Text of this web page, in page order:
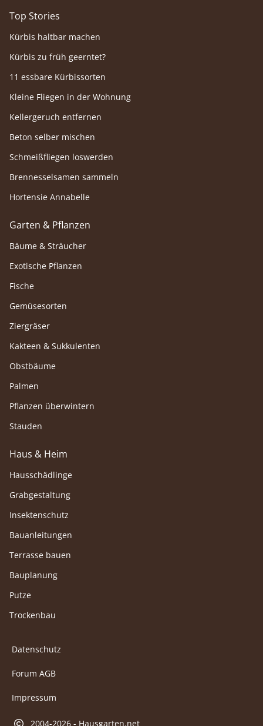
Top Stories
Kürbis haltbar machen
Kürbis zu früh geerntet?
11 essbare Kürbissorten
Kleine Fliegen in der Wohnung
Kellergeruch entfernen
Beton selber mischen
Schmeißfliegen loswerden
Brennesselsamen sammeln
Hortensie Annabelle
Garten & Pflanzen
Bäume & Sträucher
Exotische Pflanzen
Fische
Gemüsesorten
Ziergräser
Kakteen & Sukkulenten
Obstbäume
Palmen
Pflanzen überwintern
Stauden
Haus & Heim
Hausschädlinge
Grabgestaltung
Insektenschutz
Bauanleitungen
Terrasse bauen
Bauplanung
Putze
Trockenbau
Datenschutz
Forum AGB
Impressum
2004-2026 - Hausgarten.net